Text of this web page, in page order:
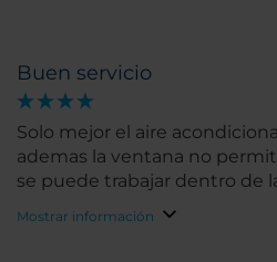
Buen servicio
Solo mejor el aire
ademas la ventana no
se puede trabajar dentro de
Mostrar información